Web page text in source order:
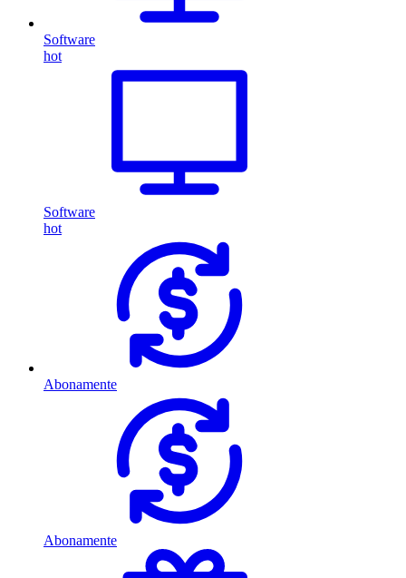
Software
hot
Software
hot
Abonamente
Abonamente